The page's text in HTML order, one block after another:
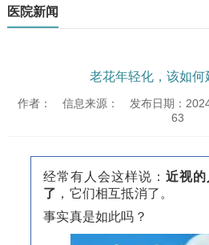
医院新闻
老花年轻化，该如何
作者： 信息来源： 发布日期：
63
经常有人会这样说：近视
了 ，它们相互抵消了。
事实真是如此吗？